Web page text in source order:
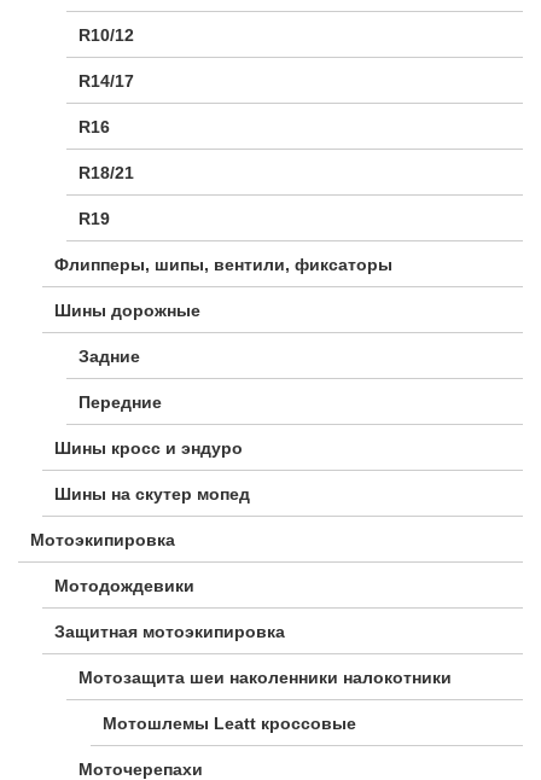
R10/12
R14/17
R16
R18/21
R19
Флипперы, шипы, вентили, фиксаторы
Шины дорожные
Задние
Передние
Шины кросс и эндуро
Шины на скутер мопед
Мотоэкипировка
Мотодождевики
Защитная мотоэкипировка
Мотозащита шеи наколенники налокотники
Мотошлемы Leatt кроссовые
Моточерепахи